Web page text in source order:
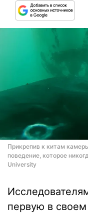
Прикрепив к китам
поведение, которое
University
первую в